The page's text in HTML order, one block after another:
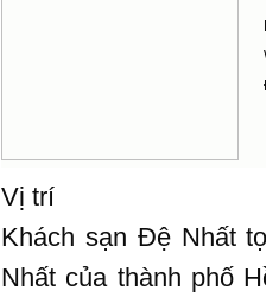
Vị trí
Khách sạn Đệ Nhất
Nhất của thành phố